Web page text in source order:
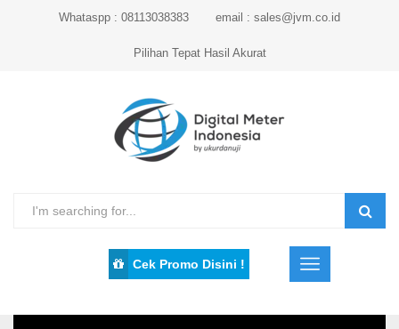
Whataspp : 08113038383 email : sales@jvm.co.id
Pilihan Tepat Hasil Akurat
Cek Promo Disini !